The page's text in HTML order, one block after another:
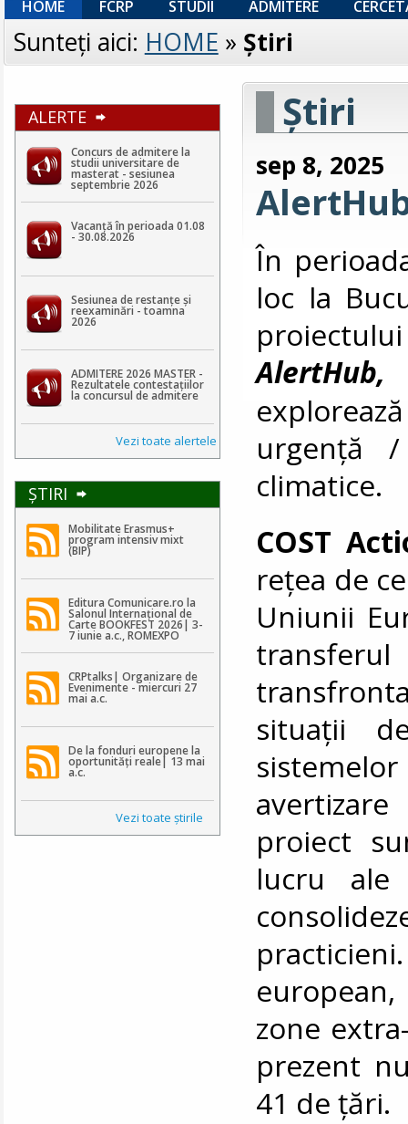
HOME FCRP STUDII ADMITERE
Sunteţi aici: HOME » Ştiri
ALERTE
Concurs de admitere la
studii universitare de
masterat - sesiunea
septembrie 2026
Vacanță în perioada 01.08
- 30.08.2026
Sesiunea de restanțe și
reexaminări - toamna
2026
ADMITERE 2026 MASTER -
Rezultatele contestaţiilor
la concursul de admitere
Vezi toate alertele
ŞTIRI
Mobilitate Erasmus+
program intensiv mixt
(BIP)
Editura Comunicare.ro la
Salonul Internațional de
Carte BOOKFEST 2026| 3-
7 iunie a.c., ROMEXPO
CRPtalks| Organizare de
Evenimente - miercuri 27
mai a.c.
De la fonduri europene la
oportunități reale| 13 mai
a.c.
Vezi toate ştirile
Ştiri
sep 8, 2025
În
loc la
AlertHub,
urgență
climatice.
COST
rețea de
Uniunii
situații
proiect
lucru
zone
prezent
41 de țări.